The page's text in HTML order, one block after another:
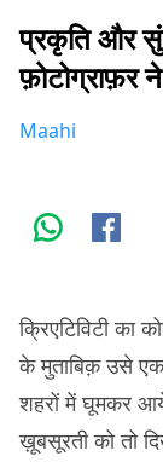
प्रकृति और
फ़ोटोग्राफ़र
Maahi
क्रिएटिविटी का
के मुताबिक़ उसे
शहरों में घूमकर
ख़ूबसूरती को तो